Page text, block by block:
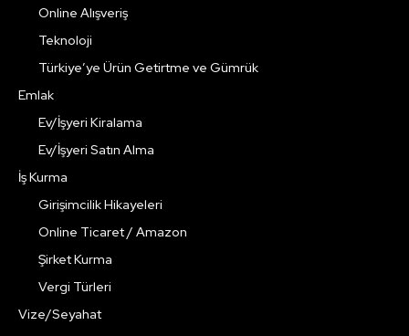
Online Alışveriş
Teknoloji
Türkiye’ye Ürün Getirtme ve Gümrük
Emlak
Ev/İşyeri Kiralama
Ev/İşyeri Satın Alma
İş Kurma
Girişimcilik Hikayeleri
Online Ticaret / Amazon
Şirket Kurma
Vergi Türleri
Vize/Seyahat